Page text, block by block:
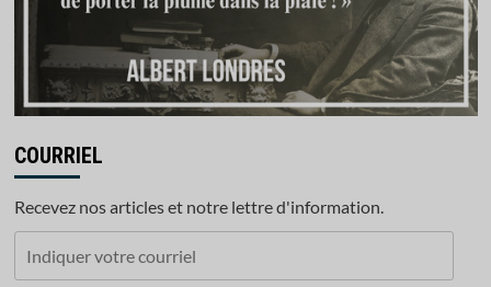
COURRIEL
Recevez nos articles et notre lettre d'information.